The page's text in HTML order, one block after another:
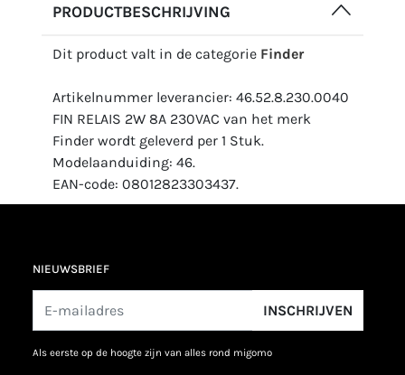
PRODUCTBESCHRIJVING
Dit product valt in de categorie Finder
Artikelnummer leverancier: 46.52.8.230.0040
FIN RELAIS 2W 8A 230VAC van het merk
Finder wordt geleverd per 1 Stuk.
Modelaanduiding: 46.
EAN-code: 08012823303437.
NIEUWSBRIEF
INSCHRIJVEN
als eerste op de hoogte zijn van alles rond migomo